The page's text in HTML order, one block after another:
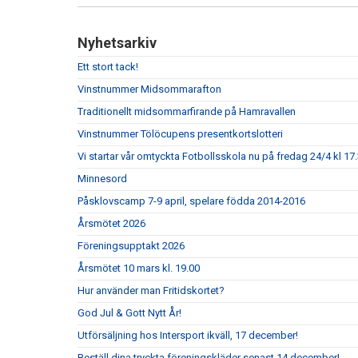
Nyhetsarkiv
Ett stort tack!
Vinstnummer Midsommarafton
Traditionellt midsommarfirande på Hamravallen
Vinstnummer Tölöcupens presentkortslotteri
Vi startar vår omtyckta Fotbollsskola nu på fredag 24/4 kl
Minnesord
Påsklovscamp 7-9 april, spelare födda 2014-2016
Årsmötet 2026
Föreningsupptakt 2026
Årsmötet 10 mars kl. 19.00
Hur använder man Fritidskortet?
God Jul & Gott Nytt År!
Utförsäljning hos Intersport ikväll, 17 december!